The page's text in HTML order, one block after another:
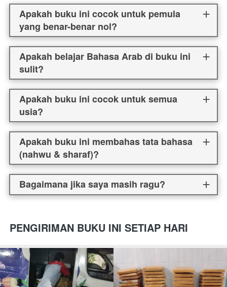
Apakah buku ini cocok untuk pemula
yang benar-benar nol?
Apakah belajar Bahasa Arab di buku ini
sulit?
Apakah buku ini cocok untuk semua
usia?
Apakah buku ini membahas tata bahasa
(nahwu & sharaf)?
Bagaimana jika saya masih ragu?
PENGIRIMAN BUKU INI SETIAP HARI